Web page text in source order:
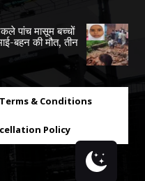
पांच मासूम बच्चों
बहन की मौत, तीन
Terms & Conditions
Policy